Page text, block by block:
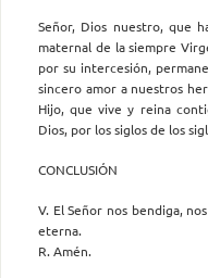
Señor, Dios nuestro, que
maternal de la siempre
por su intercesión,
sincero amor a nuestros
Hijo, que vive y reina
Dios, por los siglos de los
CONCLUSIÓN
V. El Señor nos bendiga,
eterna.
R. Amén.